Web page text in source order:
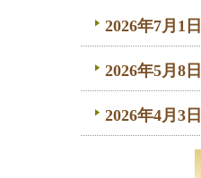
2026年7月1日
2026年5月8日
2026年4月3日